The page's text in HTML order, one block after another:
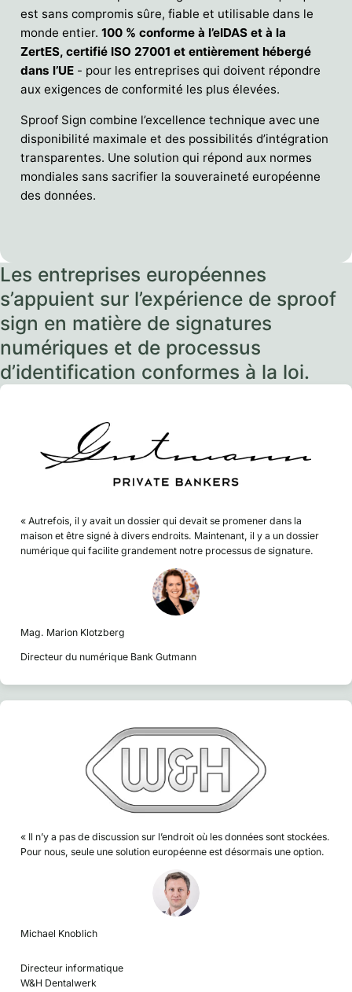
est sans compromis sûre, fiable et utilisable dans le
monde entier.100 % conforme à l’eIDAS et à la
ZertES, certifié ISO 27001 et entièrement hébergé
dans l’UE - pour les entreprises qui doivent répondre
aux exigences de conformité les plus élevées.
Sproof Sign combine l’excellence technique avec une
disponibilité maximale et des possibilités d’intégration
transparentes. Une solution qui répond aux normes
mondiales sans sacrifier la souveraineté européenne
des données.
Les entreprises européennes
s’appuient sur l’expérience de sproof
sign en matière de signatures
numériques et de processus
d’identification conformes à la loi.
« Autrefois, il y avait un dossier qui devait se promener dans la
maison et être signé à divers endroits. Maintenant, il y a un dossier
numérique qui facilite grandement notre processus de signature.
Mag. Marion Klotzberg
Directeur du numérique Bank Gutmann
« Il n’y a pas de discussion sur l’endroit où les données sont stockées.
Pour nous, seule une solution européenne est désormais une option.
Michael Knoblich
Directeur informatique
W&H Dentalwerk